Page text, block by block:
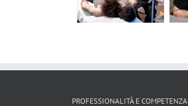
PROFESSIONALITÀ E COMPETENZA